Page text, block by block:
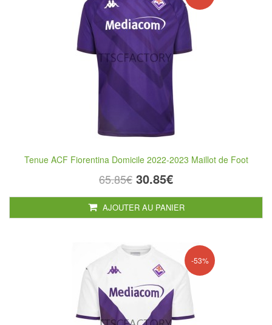
Tenue ACF Fiorentina Domicile 2022-2023 Maillot de Foot
65.85€ 30.85€
AJOUTER AU PANIER
-53%